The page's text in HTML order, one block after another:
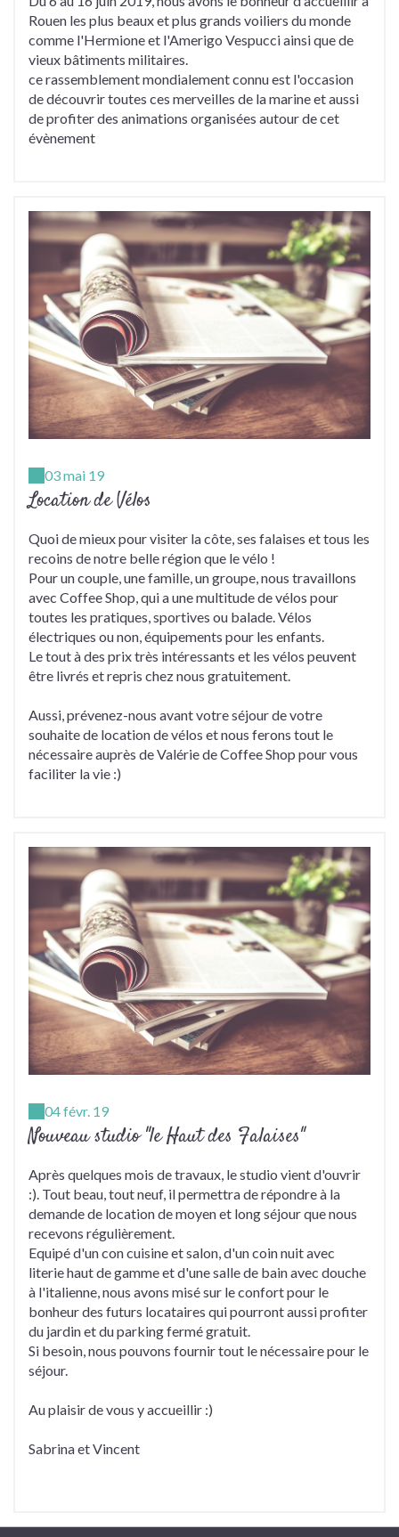
Rouen les plus beaux et plus grands voiliers du monde
comme l'Hermione et l'Amerigo Vespucci ainsi que de
vieux bâtiments militaires.
ce rassemblement mondialement connu est l'occasion
de découvrir toutes ces merveilles de la marine et aussi
de profiter des animations organisées autour de cet
évènement
03 mai 19
Location de Vélos
Quoi de mieux pour visiter la côte, ses falaises et tous les
recoins de notre belle région que le vélo !
Pour un couple, une famille, un groupe, nous travaillons
avec Coffee Shop, qui a une multitude de vélos pour
toutes les pratiques, sportives ou balade. Vélos
électriques ou non, équipements pour les enfants.
Le tout à des prix très intéressants et les vélos peuvent
être livrés et repris chez nous gratuitement.
Aussi, prévenez-nous avant votre séjour de votre
souhaite de location de vélos et nous ferons tout le
nécessaire auprès de Valérie de Coffee Shop pour vous
faciliter la vie :)
04 févr. 19
Nouveau studio "le Haut des Falaises"
Après quelques mois de travaux, le studio vient d'ouvrir
:). Tout beau, tout neuf, il permettra de répondre à la
demande de location de moyen et long séjour que nous
recevons régulièrement.
Equipé d'un con cuisine et salon, d'un coin nuit avec
literie haut de gamme et d'une salle de bain avec douche
à l'italienne, nous avons misé sur le confort pour le
bonheur des futurs locataires qui pourront aussi profiter
du jardin et du parking fermé gratuit.
Si besoin, nous pouvons fournir tout le nécessaire pour le
séjour.
Au plaisir de vous y accueillir :)
Sabrina et Vincent